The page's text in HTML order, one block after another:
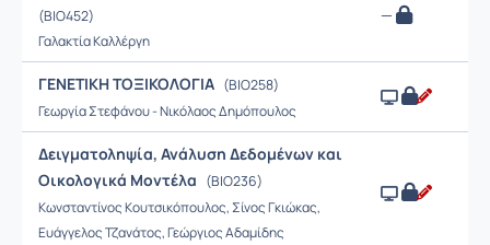
(BIO452)
Γαλακτία Καλλέργη
—
ΓΕΝΕΤΙΚΗ ΤΟΞΙΚΟΛΟΓΙΑ (BIO258)
Γεωργία Στεφάνου - Νικόλαος Δημόπουλος
Δειγματοληψία, Ανάλυση Δεδομένων και
Οικολογικά Μοντέλα (BIO236)
Κωνσταντίνος Κουτσικόπουλος, Σίνος Γκιώκας,
Ευάγγελος Τζανάτος, Γεώργιος Αδαμίδης